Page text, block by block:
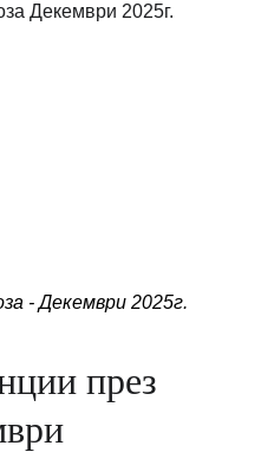
- Декември 2025г.
през